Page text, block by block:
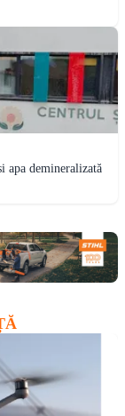
apa demineralizată